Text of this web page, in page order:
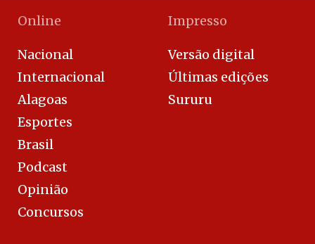
Online
Nacional
Internacional
Alagoas
Esportes
Brasil
Podcast
Opinião
Concursos
Impresso
Versão digital
Últimas edições
Sururu